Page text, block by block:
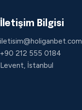
İletişim Bilgisi
iletisim@holiganbet.com
+90 212 555 0184
Levent, İstanbul